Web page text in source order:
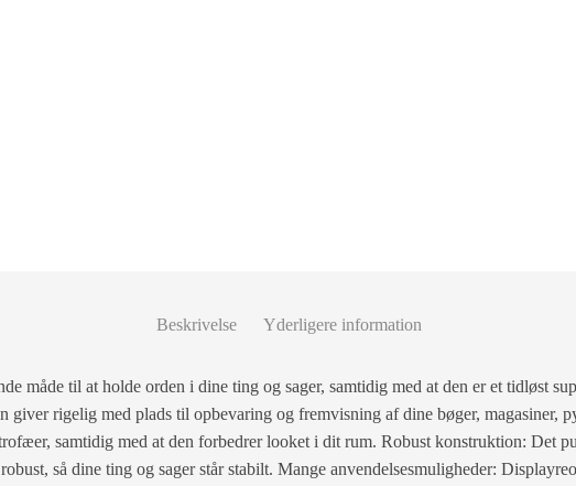
Beskrivelse Yderligere information
måde til at holde orden i dine ting og sager, samtidig med at den er et tidløst
giver rigelig med plads til opbevaring og fremvisning af dine bøger, magasiner,
samtidig med at den forbedrer looket i dit rum. Robust konstruktion: Det
så dine ting og sager står stabilt. Mange anvendelsesmuligheder: